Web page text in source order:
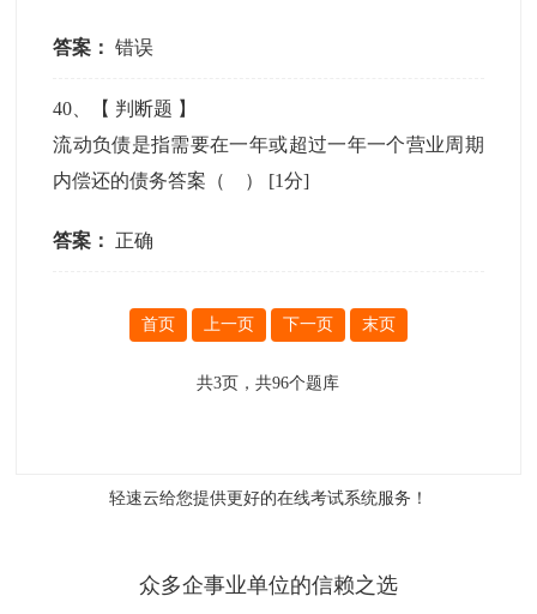
答案： 错误
40 、【 判断题 】
流动负债是指需要在一年或超过一年一个营业周期
内偿还的债务答案（ ） [1分]
答案： 正确
首页 上一页 下一页 末页
共3页，共96个题库
轻速云给您提供更好的在线考试系统服务！
众多企事业单位的信赖之选